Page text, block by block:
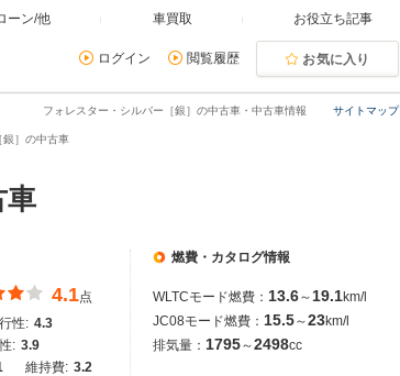
ーン/他 車買取 お役立ち記事
ログイン 閲覧履歴 お気に入り
サイトマップ
フォレスター・シルバー［銀］の中古車・中古車情報
］の中古車
車
4.1点
性: 4.3
: 3.9
維持費: 3.2
燃費・カタログ情報
WLTCモード燃費： 13.6～ 19.1km/l
JC08モード燃費： 15.5～23km/l
排気量： 1795～2498cc